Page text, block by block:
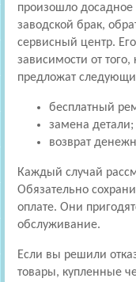
произошло
заводской брак,
сервисный центр.
зависимости от
предложат
бесплатный
замена детали;
возврат
Каждый случай
Обязательно
оплате. Они
обслуживание.
Если вы решили
товары, купленные